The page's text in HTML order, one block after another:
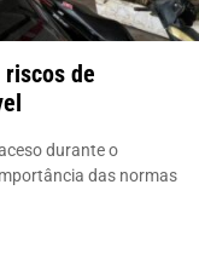
de
durante o
das normas